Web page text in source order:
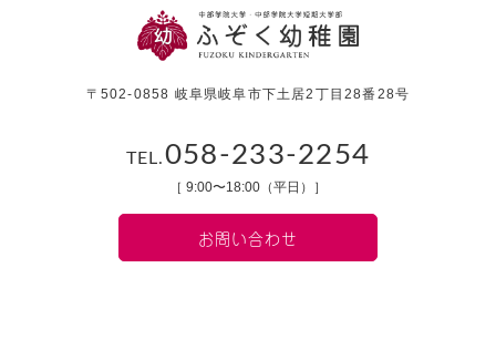
〒502-0858 岐阜県岐阜市下土居2丁目28番28号
TEL.058-233-2254
［ 9:00〜18:00（平日）］
お問い合わせ